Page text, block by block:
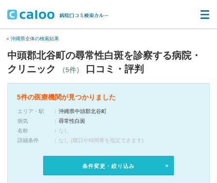
« 沖縄県全体の検索結果
中頭郡北谷町の尋常性白斑を診察する病院・
クリニック
（5件） 口コミ・評判
5件の医療機関が見つかりました
エリア・駅
沖縄県中頭郡北谷町
病気
尋常性白斑
名称
なし
詳細条件
なし (曜日や時間帯を指定できます)
条件変更・絞り込み